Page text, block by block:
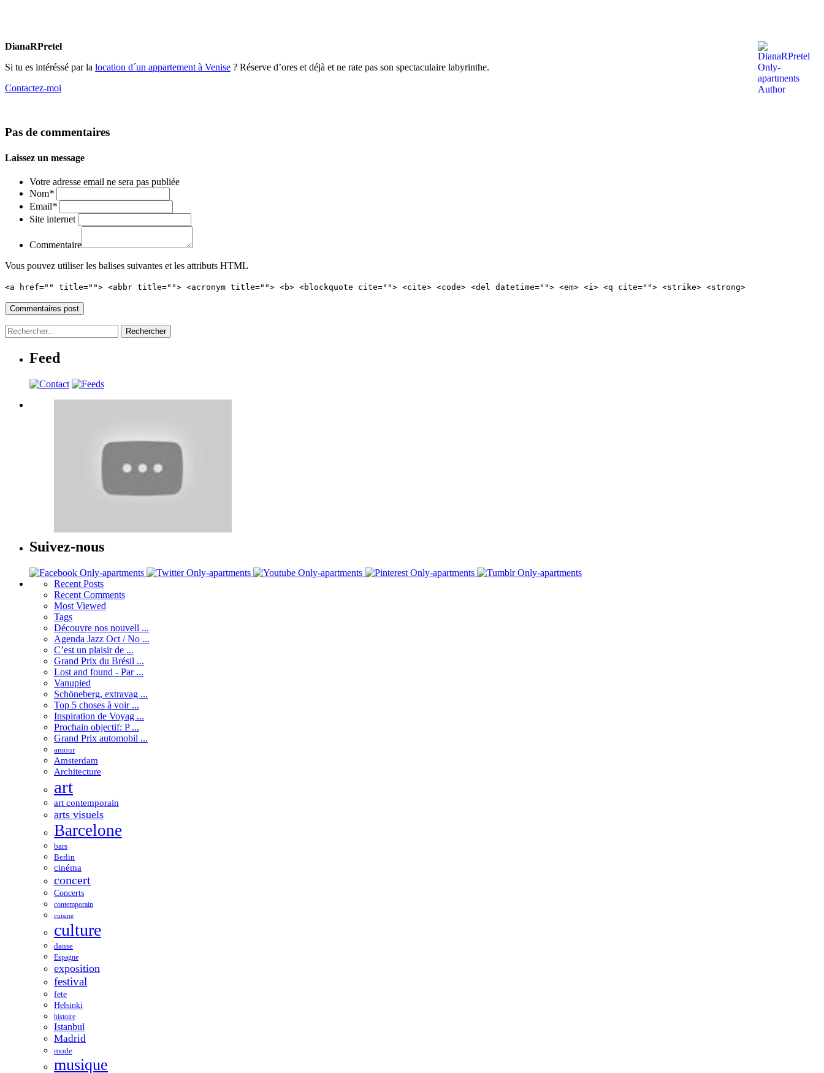
DianaRPretel
Si tu es intéréssé par la location d´un appartement à Venise ? Réserve d’ores et déjà et ne rate pas son spectaculaire labyrinthe.
Contactez-moi
Pas de commentaires
Laissez un message
Votre adresse email ne sera pas publiée
Nom*
Email*
Site internet
Commentaire
Vous pouvez utiliser les balises suivantes et les attributs HTML
<a href="" title=""> <abbr title=""> <acronym title=""> <b> <blockquote cite=""> <cite> <code> <del datetime=""> <em> <i> <q cite=""> <strike> <strong>
Feed
Suivez-nous
Recent Posts
Recent Comments
Most Viewed
Tags
Découvre nos nouvell ...
Agenda Jazz Oct / No ...
C’est un plaisir de ...
Grand Prix du Brésil ...
Lost and found - Par ...
Vanupied
Schöneberg, extravag ...
Top 5 choses à voir ...
Inspiration de Voyag ...
Prochain objectif: P ...
Grand Prix automobil ...
amour
Amsterdam
Architecture
art
art contemporain
arts visuels
Barcelone
bars
Berlin
cinéma
concert
Concerts
contemporain
cuisine
culture
danse
Espagne
exposition
festival
fete
Helsinki
histoire
Istanbul
Madrid
mode
musique